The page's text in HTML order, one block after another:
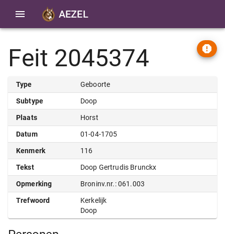
AEZEL
Feit 2045374
Type Geboorte
Subtype Doop
Plaats Horst
Datum 01-04-1705
Kenmerk 116
Tekst Doop Gertrudis Brunckx
Opmerking Broninv.nr.: 061.003
Trefwoord
Kerkelijk
Doop